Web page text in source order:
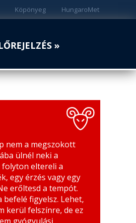
HungaroMet
Köpönyeg
»
MÉRLEG
SKORPIÓ
NYILAS
BAK
nem a megszokott
ülnél neki a
folyton eltereli a
egy érzés vagy egy
erőltesd a tempót.
befelé figyelsz. Lehet,
kerül felszínre, de ez